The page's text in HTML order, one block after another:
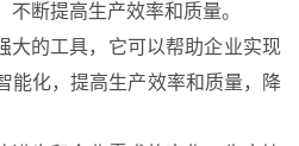
断提高生产效率和质量。
大的工具，它可以帮助企业实现
能化，提高生产效率和质量，降